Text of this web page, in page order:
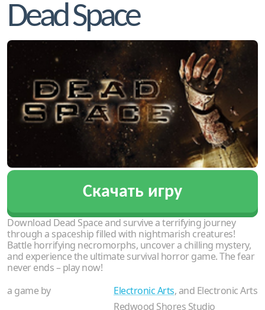
Dead Space
Скачать игру
Download Dead Space and survive a terrifying journey
through a spaceship filled with nightmarish creatures!
Battle horrifying necromorphs, uncover a chilling mystery,
and experience the ultimate survival horror game. The fear
never ends – play now!
a game by
Electronic Arts, and Electronic Arts
Redwood Shores Studio